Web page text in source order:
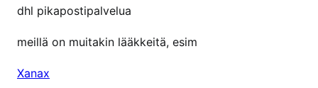
dhl pikapostipalvelua
meillä on muitakin lääkkeitä, esim
Xanax